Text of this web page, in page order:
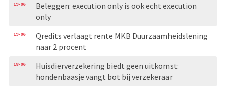
19-06
Beleggen: execution only is ook echt execution
only
19-06
Qredits verlaagt rente MKB Duurzaamheidslening
naar 2 procent
18-06
Huisdierverzekering biedt geen uitkomst:
hondenbaasje vangt bot bij verzekeraar